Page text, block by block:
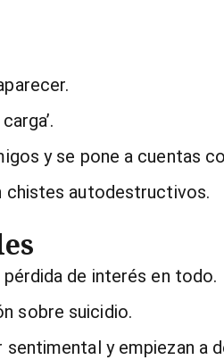
y se pone a cuentas
chistes autodestructivos.
de interés en todo.
sobre suicidio.
sentimental y empiezan a